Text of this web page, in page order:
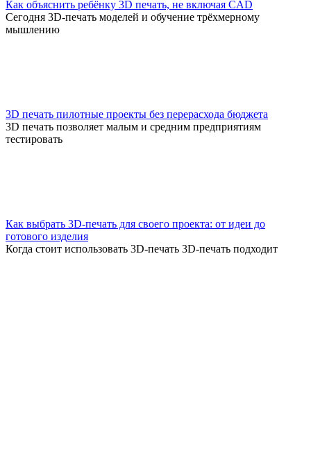
Как объяснить ребёнку 3D печать, не включая CAD
Сегодня 3D-печать моделей и обучение трёхмерному
мышлению
3D печать пилотные проекты без перерасхода бюджета
3D печать позволяет малым и средним предприятиям
тестировать
Как выбрать 3D-печать для своего проекта: от идеи до
готового изделия
Когда стоит использовать 3D-печать 3D-печать подходит